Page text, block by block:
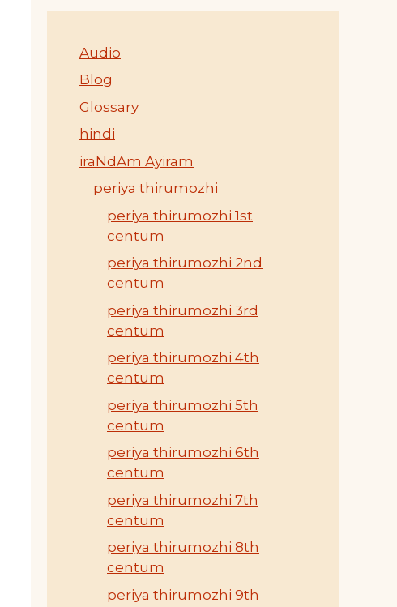
Audio
Blog
Glossary
hindi
iraNdAm Ayiram
periya thirumozhi
periya thirumozhi 1st
centum
periya thirumozhi 2nd
centum
periya thirumozhi 3rd
centum
periya thirumozhi 4th
centum
periya thirumozhi 5th
centum
periya thirumozhi 6th
centum
periya thirumozhi 7th
centum
periya thirumozhi 8th
centum
periya thirumozhi 9th